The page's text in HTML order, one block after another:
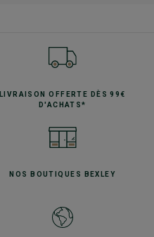
LIVRAISON OFFERTE
DÈS 99€
D'ACHATS*
NOS BOUTIQUES BEXLEY